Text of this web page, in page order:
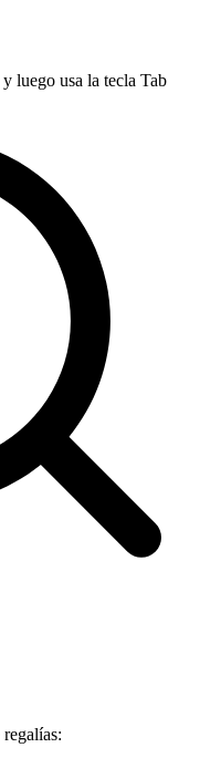
luego usa la tecla Tab